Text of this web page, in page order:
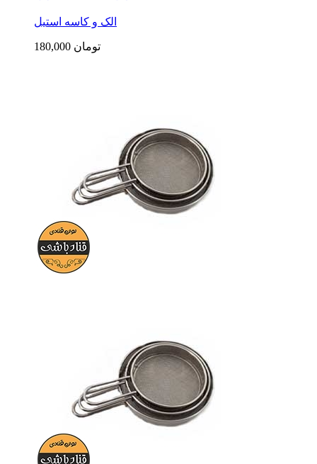
الک و کاسه استیل
180,000 تومان